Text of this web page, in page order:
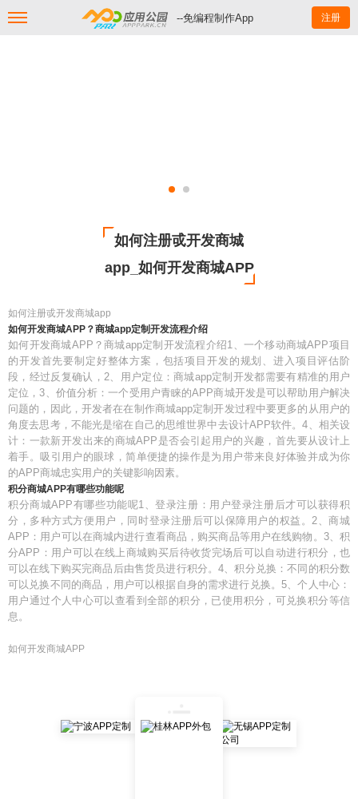
--免编程制作App 注册
如何注册戓开发商城
app_如何开发商城APP
如何注册戓开发商城app
如何开发商城APP？商城app定制开发流程介绍
如何开发商城APP？商城app定制开发流程介绍1、一个移动商城APP项目
的开发首先要制定好整体方案，包括项目开发的规划、进入项目评估阶
段，经过反复确认，2、用户定位：商城app定制开发都需要有精准的用户
定位，3、价值分析：一个受用户青睐的APP商城开发是可以帮助用户解决
问题的，因此，开发者在在制作商城app定制开发过程中要更多的从用户的
角度去思考，不能光是缩在自己的思维世界中去设计APP软件。4、相关设
计：一款新开发出来的商城APP是否会引起用户的兴趣，首先要从设计上
着手。吸引用户的眼球，简单便捷的操作是为用户带来良好体验并成为你
的APP商城忠实用户的关键影响因素。
积分商城APP有哪些功能呢
积分商城APP有哪些功能呢1、登录注册：用户登录注册后才可以获得积
分，多种方式方便用户，同时登录注册后可以保障用户的权益。2、商城
APP：用户可以在商城内进行查看商品，购买商品等用户在线购物。3、积
分APP：用户可以在线上商城购买后待收货完场后可以自动进行积分，也
可以在线下购买完商品后由售货员进行积分。4、积分兑换：不同的积分数
可以兑换不同的商品，用户可以根据自身的需求进行兑换。5、个人中心：
用户通过个人中心可以查看到全部的积分，已使用积分，可兑换积分等信
息。
如何开发商城APP